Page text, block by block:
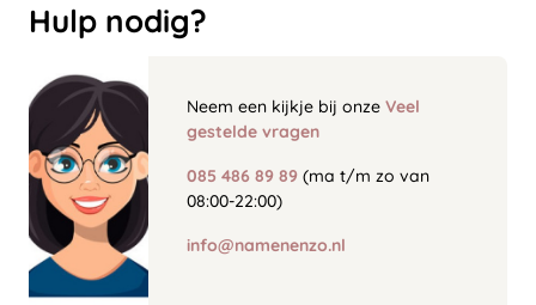
Hulp nodig?
Neem een kijkje bij onze Veel
gestelde vragen
085 486 89 89 (ma t/m zo van
08:00-22:00)
info@namenenzo.nl